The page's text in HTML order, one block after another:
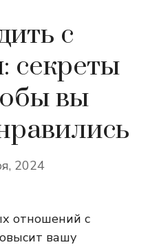
с
секреты
вы
2024
отношений с
вашу